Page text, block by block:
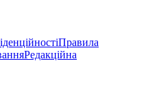
Правила
Редакційна